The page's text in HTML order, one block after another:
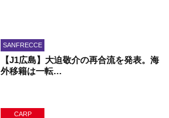
SANFRECCE
【J1広島】大迫敬介の再合流を発表。海
外移籍は一転…
CARP